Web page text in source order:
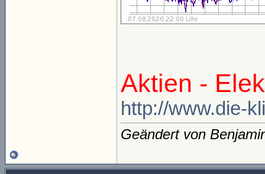
Aktien -
http://www.die-
Geändert von